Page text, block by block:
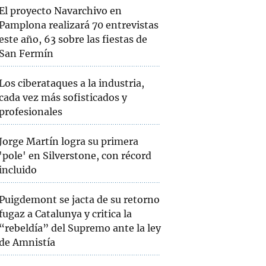
proyecto Navarchivo en
realizará 70 entrevistas
año, 63 sobre las fiestas de
San Fermín
ciberataques a la industria,
vez más sofisticados y
Martín logra su primera
'pole' en Silverstone, con récord
se jacta de su retorno
a Catalunya y critica la
“rebeldía” del Supremo ante la ley
Amnistía